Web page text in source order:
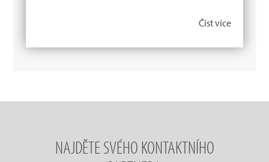
Číst více
NAJDĚTE SVÉHO KONTAKTNÍHO